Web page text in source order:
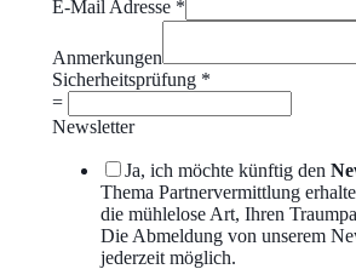
E-Mail Adresse *
Anmerkungen
Sicherheitsprüfung *
=
Newsletter
Ja, ich möchte künftig den
Thema Partnervermittlung
die mühlelose Art, Ihren
Die Abmeldung von unserem
jederzeit möglich.